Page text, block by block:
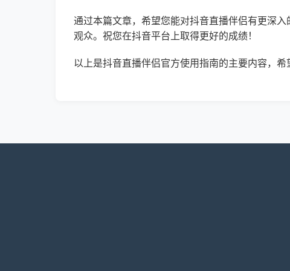
通过本篇文章，希望您能对抖音直播伴侣有更深
观众。祝您在抖音平台上取得更好的成绩！
以上是抖音直播伴侣官方使用指南的主要内容，